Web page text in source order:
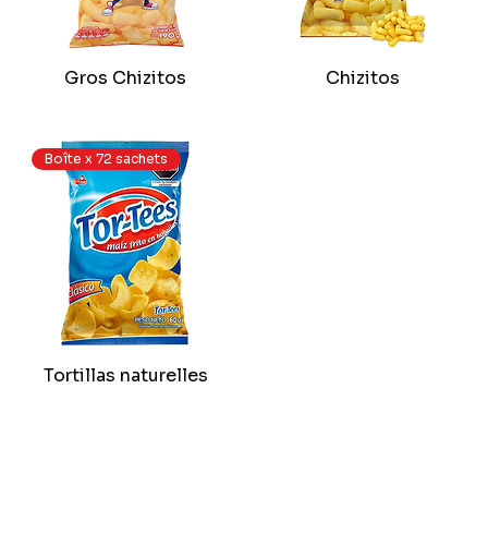
Gros Chizitos Chizitos
Boîte x 72 sachets
Tortillas naturelles